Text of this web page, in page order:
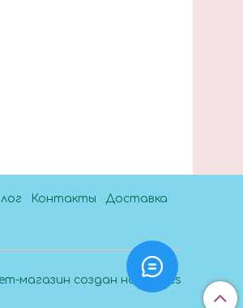
Контакты Доставка
магазин создан на InSales